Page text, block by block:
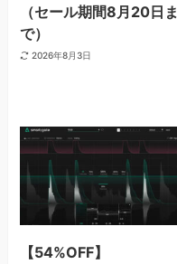
（セール期間8月20日ま
で）
2026年8月3日
【54%OFF】